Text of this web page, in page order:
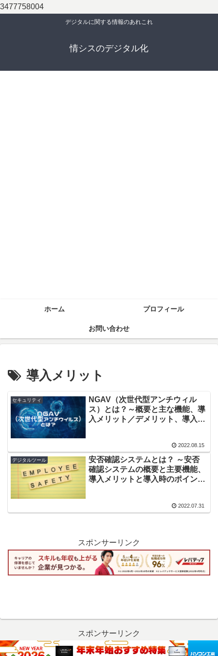
3477758004
デジタルに関する情報のあれこれ
情シスのデジタル化
ホーム プロフィール
お問い合わせ
導入メリット
セキュリティ
NGAV（次世代型アンチウィル
ス）とは？～概要と主な機能、導
入メリット／デメリット、導入時
2022.08.15
デジタルツール
安否確認システムとは？ ～安否
確認システムの概要と主要機能、
導入メリットと導入時のポイント
2022.07.31
スポンサーリンク
スポンサーリンク